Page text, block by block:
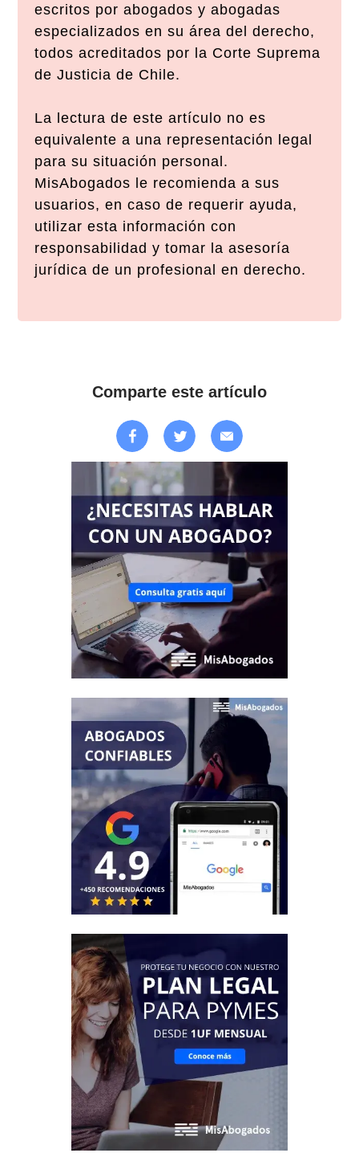
escritos por abogados y abogadas
especializados en su área del derecho,
todos acreditados por la Corte Suprema
de Justicia de Chile.
La lectura de este artículo no es
equivalente a una representación legal
para su situación personal.
MisAbogados le recomienda a sus
usuarios, en caso de requerir ayuda,
utilizar esta información con
responsabilidad y tomar la asesoría
jurídica de un profesional en derecho.
Comparte este artículo